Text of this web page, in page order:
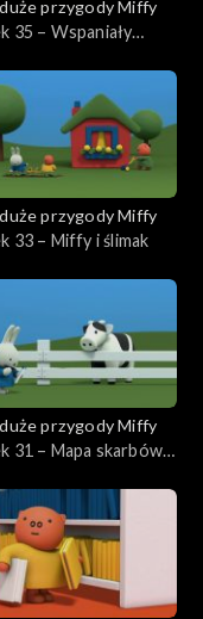
duże przygody Miffy
35 – Wspaniały
duże przygody Miffy
33 – Miffy i ślimak
duże przygody Miffy
31 – Mapa skarbów